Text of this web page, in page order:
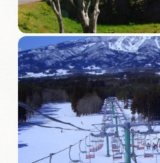
アクセス
インフォメーション
ぎふ旅レポーター記
早わかり岐阜
買い物・お土産